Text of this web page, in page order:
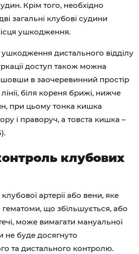
Крім того, необхідно
загальні клубові судини
ушкодження.
ушкодження дистального відділу
доступ також можна
в заочеревинний простір
біля кореня брижі, нижче
при цьому тонка кишка
і праворуч, а товста кишка –
клубових
артерії або вени, яке
що збільшується, або
може вимагати мануальної
не буде досягнуто
та дистального контролю.